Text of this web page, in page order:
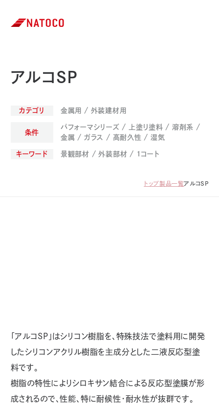
アルコSP
カテゴリ 金属用 外装建材用
条件
パフォーマシリーズ 上塗り塗料
溶剤系
金属
ガラス 高耐久性 湿気
キーワード 景観部材 外装部材 1コート
トップ製品一覧アルコSP
「アルコSP」はシリコン樹脂を、特殊技法で塗料用に開発
したシリコンアクリル樹脂を主成分とした二液反応型塗
料です。
樹脂の特性によりシロキサン結合による反応型塗膜が形
成されるので、性能、特に耐候性・耐水性が抜群です。